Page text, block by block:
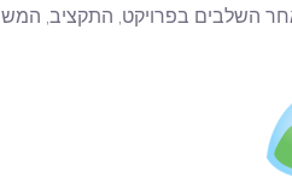
השלבים בפרויקט, התקציב,